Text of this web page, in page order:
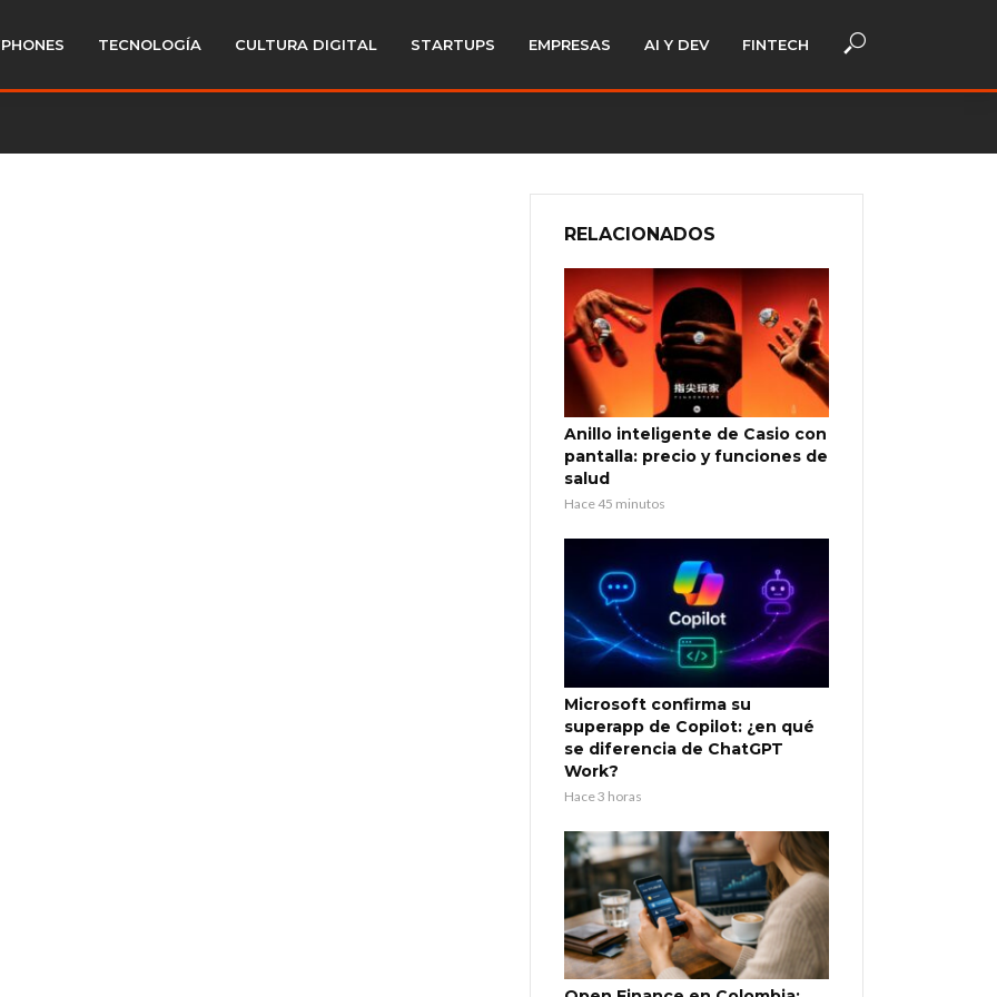
TECNOLOGÍA CULTURA DIGITAL STARTUPS EMPRESAS AI Y DEV FINTECH
RELACIONADOS
Anillo inteligente de Casio con
pantalla: precio y funciones de
salud
Hace 45 minutos
Microsoft confirma su
superapp de Copilot: ¿en qué
se diferencia de ChatGPT
Work?
Hace 3 horas